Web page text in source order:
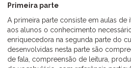
Primeira parte
A primeira parte consiste em aulas de
aos alunos o conhecimento
enriquecedora na segunda parte do
desenvolvidas nesta parte são
de fala, compreensão de leitura,